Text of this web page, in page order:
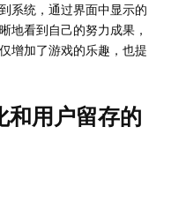
系统，通过界面中显示的
地看到自己的努力成果，
增加了游戏的乐趣，也提
和用户留存的